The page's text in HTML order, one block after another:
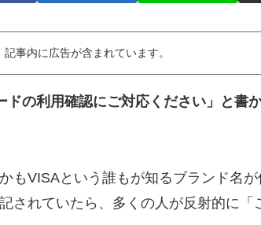
記事内に広告が含まれています。
の利用確認にご対応ください」と書
もVISAという誰もが知るブランド名
されていたら、多くの人が反射的に「